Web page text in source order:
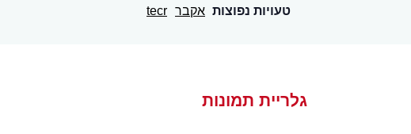
טעויות נפוצות אקבר tecr
גלריית תמונות